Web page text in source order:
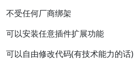
不受任何厂商绑架
可以安装任意插件扩展功能
可以自由修改代码(有技术能力的话)